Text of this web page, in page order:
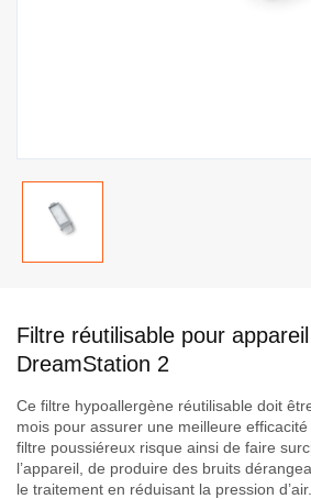
début
de
Galerie
d’images
Filtre réutilisable pour
DreamStation 2
Ce filtre hypoallergène réutilisable doit
mois pour assurer une meilleure
filtre poussiéreux risque ainsi de faire
l’appareil, de produire des bruits
le traitement en réduisant la pression d’air.